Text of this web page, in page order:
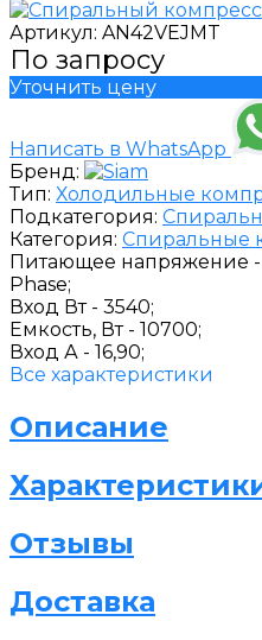
Артикул: AN42VEJMT
По запросу
Уточнить цену
Написать в WhatsApp
Бренд:
Тип: Холодильные
Подкатегория:
Категория: Спиральные
Питающее напряжение -
Phase;
Вход Вт - 3540;
Емкость, Вт - 10700;
Вход А - 16,90;
Все характеристики
Описание
Отзывы
Доставка